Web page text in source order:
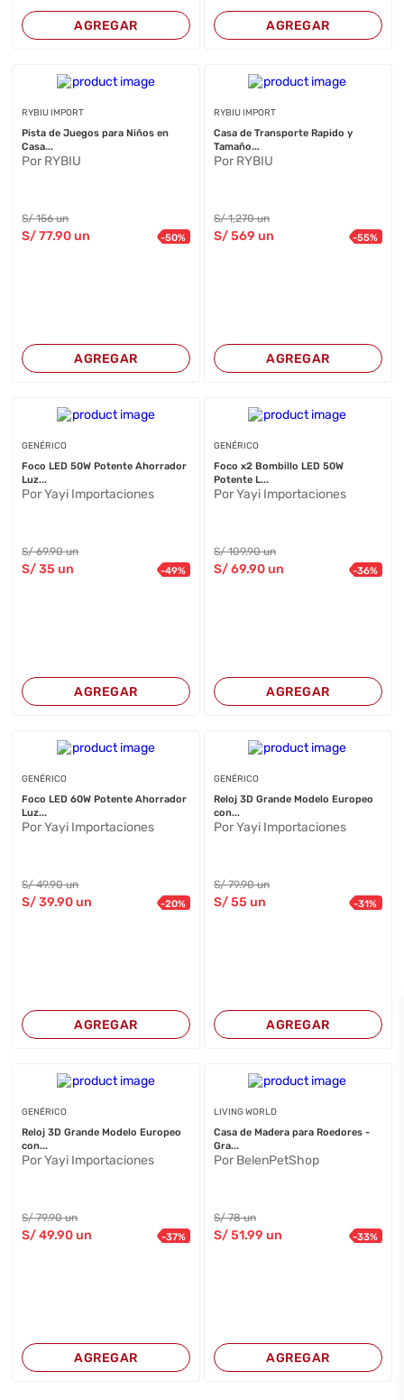
AGREGAR AGREGAR
RYBIU IMPORT
Pista de Juegos para Niños en
Casa...
Por RYBIU
S/156 un
S/77.90 un -50%
AGREGAR
RYBIU IMPORT
Casa de Transporte Rapido y
Tamaño...
Por RYBIU
S/1,270 un
S/569 un -55%
AGREGAR
GENÉRICO
Foco LED 50W Potente Ahorrador
Luz...
Por Yayi Importaciones
S/69.90 un
S/35 un -49%
AGREGAR
GENÉRICO
Foco x2 Bombillo LED 50W
Potente L...
Por Yayi Importaciones
S/109.90 un
S/69.90un -36%
AGREGAR
GENÉRICO
Foco LED 60W Potente Ahorrador
Luz...
Por Yayi Importaciones
S/49.90 un
S/39.90 un -20%
AGREGAR
GENÉRICO
Reloj 3D Grande Modelo Europeo
con...
Por Yayi Importaciones
S/79.90 un
S/55 un -31%
AGREGAR
GENÉRICO
Reloj 3D Grande Modelo Europeo
con...
Por Yayi Importaciones
S/79.90 un
S/49.90 un -37%
AGREGAR
LIVING WORLD
Casa de Madera para Roedores -
Gra...
Por BelenPetShop
S/78 un
S/51.99 un -33%
AGREGAR